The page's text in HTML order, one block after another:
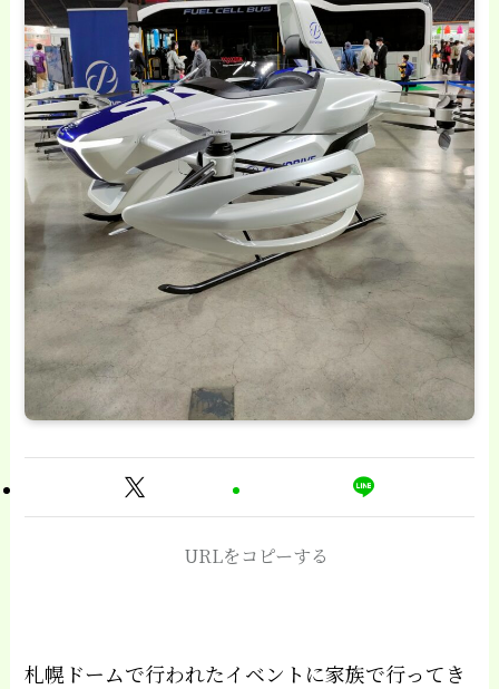
URLをコピーする
札幌ドームで行われたイベントに家族で行ってき